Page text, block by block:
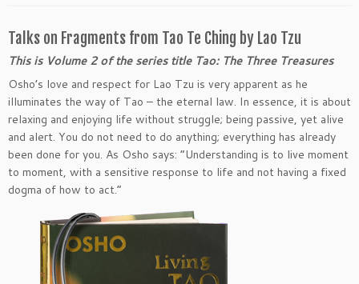
Talks on Fragments from Tao Te Ching by Lao Tzu
This is Volume 2 of the series title Tao: The Three Treasures
Osho’s love and respect for Lao Tzu is very apparent as he
illuminates the way of Tao – the eternal law. In essence, it is about
relaxing and enjoying life without struggle; being passive, yet alive
and alert. You do not need to do anything; everything has already
been done for you. As Osho says: “Understanding is to live moment
to moment, with a sensitive response to life and not having a fixed
dogma of how to act.”